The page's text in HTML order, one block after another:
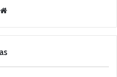
we